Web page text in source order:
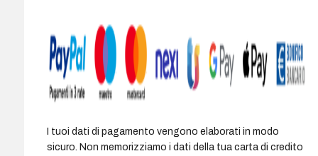
I tuoi dati di pagamento vengono elaborati in modo
sicuro. Non memorizziamo i dati della tua carta di credito